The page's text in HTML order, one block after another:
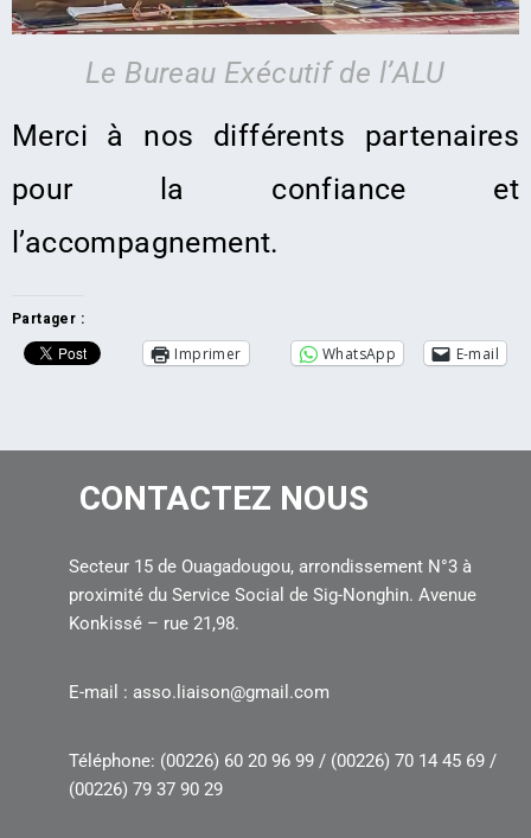
Le Bureau Exécutif de l’ALU
Merci à nos différents partenaires
pour la confiance et
l’accompagnement.
Partager :
Imprimer WhatsApp E-mail
CONTACTEZ NOUS
Secteur 15 de Ouagadougou, arrondissement N°3 à
proximité du Service Social de Sig-Nonghin. Avenue
Konkissé – rue 21,98.
E-mail : asso.liaison@gmail.com
Téléphone: (00226) 60 20 96 99 / (00226) 70 14 45 69 /
(00226) 79 37 90 29